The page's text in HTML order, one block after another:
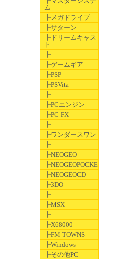
ム
┣メガドライブ
┣サターン
┣ドリームキャス
ト
┣
┣ゲームギア
┣PSP
┣PSVita
┣
┣PCエンジン
┣PC-FX
┣
┣ワンダースワン
┣
┣NEOGEO
┣NEOGEOPOCKET
┣NEOGEOCD
┣3DO
┣
┣MSX
┣
┣X68000
┣FM-TOWNS
┣Windows
┣その他PC